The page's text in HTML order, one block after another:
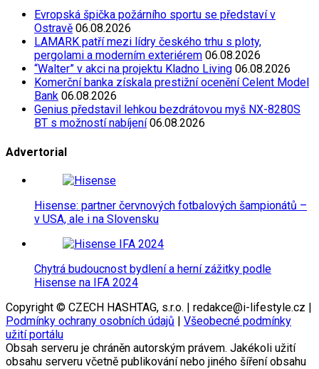
Evropská špička požárního sportu se představí v
Ostravě 06.08.2026
LAMARK patří mezi lídry českého trhu s ploty,
pergolami a moderním exteriérem 06.08.2026
“Walter” v akci na projektu Kladno Living 06.08.2026
Komerční banka získala prestižní ocenění Celent Model
Bank 06.08.2026
Genius představil lehkou bezdrátovou myš NX-8280S
BT s možností nabíjení 06.08.2026
Advertorial
Hisense: partner červnových fotbalových šampionátů –
v USA, ale i na Slovensku
Chytrá budoucnost bydlení a herní zážitky podle
Hisense na IFA 2024
Copyright © CZECH HASHTAG, s.r.o. | redakce@i-lifestyle.cz |
Podmínky ochrany osobních údajů | Všeobecné podmínky
užití portálu
Obsah serveru je chráněn autorským právem. Jakékoli užití
obsahu serveru včetně publikování nebo jiného šíření obsahu